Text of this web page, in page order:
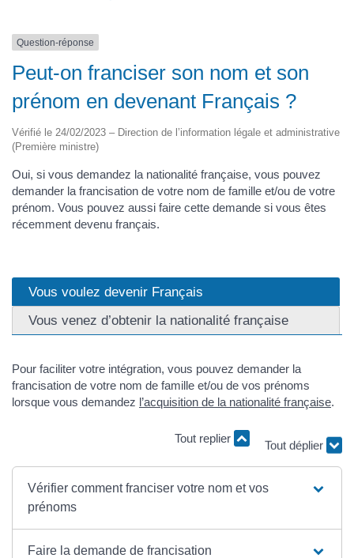
Question-réponse
Peut-on franciser son nom et son
prénom en devenant Français ?
Vérifié le 24/02/2023 – Direction de l’information légale et administrative
(Première ministre)
Oui, si vous demandez la nationalité française, vous pouvez
demander la francisation de votre nom de famille et/ou de votre
prénom. Vous pouvez aussi faire cette demande si vous êtes
récemment devenu français.
Vous voulez devenir Français
Vous venez d’obtenir la nationalité française
Pour faciliter votre intégration, vous pouvez demander la
francisation de votre nom de famille et/ou de vos prénoms
lorsque vous demandez l’acquisition de la nationalité française.
Tout replier
Tout déplier
Vérifier comment franciser votre nom et vos
prénoms
Faire la demande de francisation